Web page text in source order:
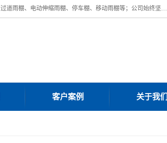
广东鼎新钢结构工程有限公司是一家制作大型电动雨棚厂家;主营：电动推拉雨棚、厂房过道雨棚、电动伸缩雨棚、停车棚、移动雨棚等；公司始终坚持结构创新,品质优越,美观形象,且售后服务好。公司充分吸纳当今休闲用品的前端技术和风格,为您带来质价相宜,时尚典雅的各种户外用品,
客户案例 关于我们